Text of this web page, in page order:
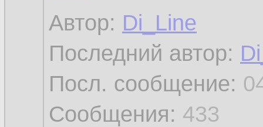
Автор: Di_Line
Последний автор:
Посл. сообщение:
Сообщения: 433